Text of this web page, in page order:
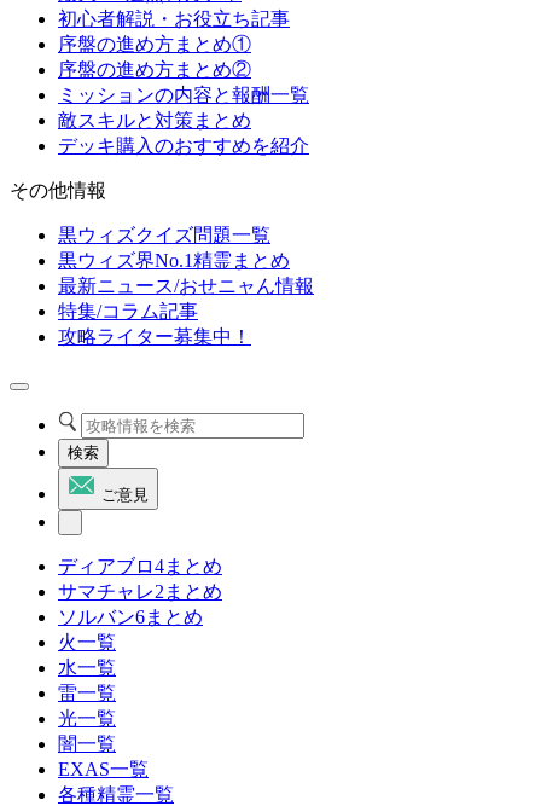
初心者解説・お役立ち記事
序盤の進め方まとめ①
序盤の進め方まとめ②
ミッションの内容と報酬一覧
敵スキルと対策まとめ
デッキ購入のおすすめを紹介
その他情報
黒ウィズクイズ問題一覧
黒ウィズ界No.1精霊まとめ
最新ニュース/おせニャん情報
特集/コラム記事
攻略ライター募集中！
検索
ご意見
ディアブロ4まとめ
サマチャレ2まとめ
ソルバン6まとめ
火一覧
水一覧
雷一覧
光一覧
闇一覧
EXAS一覧
各種精霊一覧